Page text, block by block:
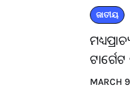
ଜାତୀୟ
MARCH